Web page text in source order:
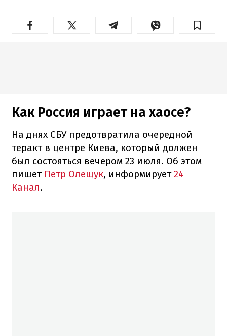
Как Россия играет на хаосе?
На днях СБУ предотвратила очередной
теракт в центре Киева, который должен
был состояться вечером 23 июля. Об этом
пишет Петр Олещук, информирует24
Канал.